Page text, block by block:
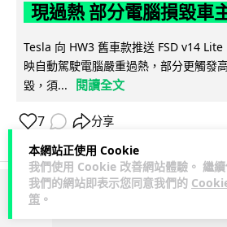
本網站正使用 Cookie
我們使用 Cookie 改善網站體驗。 繼
我們的網站即表示您同意我們的
策 。
現過熱 部分電腦損毀車
Tesla 向 HW3 舊車款推送 FSD v14
映自動駕駛電腦嚴重過熱，部分更觸發
毀，須...
閱讀全文
7 分享